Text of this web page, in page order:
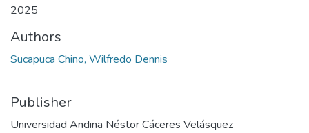
2025
Authors
Sucapuca Chino, Wilfredo Dennis
Publisher
Universidad Andina Néstor Cáceres Velásquez